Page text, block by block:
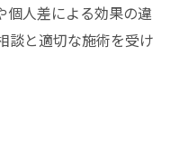
個人差による効果の違
談と適切な施術を受け